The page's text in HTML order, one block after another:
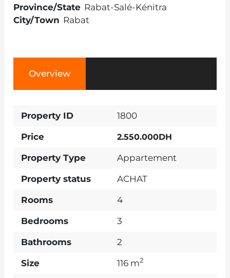
Province/State Rabat-Salé-Kénitra
City/Town Rabat
Overview
Property ID 1800
Price 2.550.000DH
Property Type Appartement
Property status ACHAT
Rooms 4
Bedrooms 3
Bathrooms 2
Size 116 m2